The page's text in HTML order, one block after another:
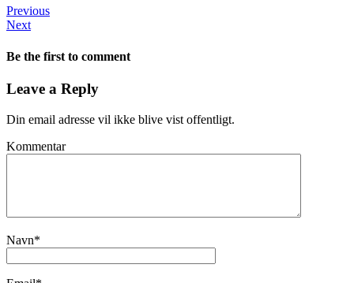
Previous
Next
Be the first to comment
Leave a Reply
Din email adresse vil ikke blive vist offentligt.
Kommentar
Navn*